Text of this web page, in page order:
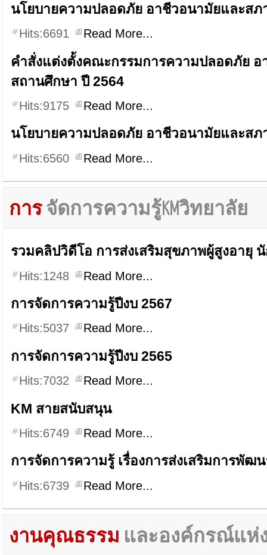
นโยบายความปลอดภัย อาชีวอนามัยและส
Hits:6691 Read More...
คำสั่งแต่งตั้งคณะกรรมการความปลอดภัย
สถานศึกษา ปี 2564
Hits:9175 Read More...
นโยบายความปลอดภัย อาชีวอนามัยและส
Hits:6560 Read More...
การ จัดการความรู้KMวิทยาลัย
รวมคลิปวิดีโอ การส่งเสริมสุขภาพผู้สูงอายุ
Hits:1248 Read More...
การจัดการความรู้ปีงบ 2567
Hits:5037 Read More...
การจัดการความรู้ปีงบ 2565
Hits:7032 Read More...
KM สายสนับสนุน
Hits:6749 Read More...
การจัดการความรู้ เรื่องการส่งเสริมการพัฒ
Hits:6739 Read More...
งานคุณธรรม และองค์กรณ์แห่